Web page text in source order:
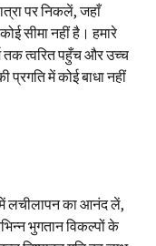
पर निकलें, जहाँ
सीमा नहीं है। हमारे
तक त्वरित पहुँच और उच्च
प्रगति में कोई बाधा नहीं
लचीलापन का आनंद लें,
भुगतान विकल्पों के